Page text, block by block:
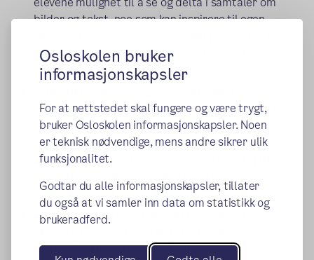
Osloskolen bruker
informasjonskapsler
For at nettstedet skal fungere og være trygt,
bruker Osloskolen informasjonskapsler. Noen
er teknisk nødvendige, mens andre sikrer ulik
funksjonalitet.
Godtar du alle informasjonskapsler, tillater
du også at vi samler inn data om statistikk og
brukeradferd.
bilder og tekst, noe som kan inspirere til egen
illustrasjonene og snakke om det barna observerer.
andre spill kan være en inngang til å skrive ut fra
felles erfaringer. Spill åpner opp for å jobbe med
tekstskaping på ulike måter. Elevene kan for
eksempel øve på å beskrive omgivelsene i spillet,
Ta elevene med på en virtuell reise.
direkte fra klasserommet. Bruk dette som